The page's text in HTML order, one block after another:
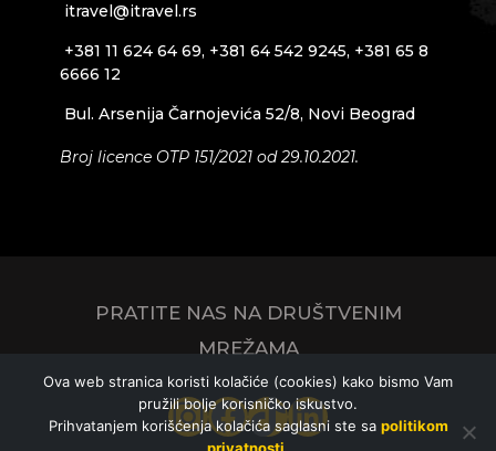
itravel@itravel.rs
+381 11 624 64 69, +381 64 542 9245, +381 65 8
6666 12
Bul. Arsenija Čarnojevića 52/8, Novi Beograd
Broj licence OTP 151/2021 od 29.10.2021.
PRATITE NAS NA DRUŠTVENIM
MREŽAMA
Instagram
Facebook
TikTokLinkedIn
Ova web stranica koristi kolačiće (cookies) kako bismo Vam
pružili bolje korisničko iskustvo.
Prihvatanjem korišćenja kolačića saglasni ste sa politikom